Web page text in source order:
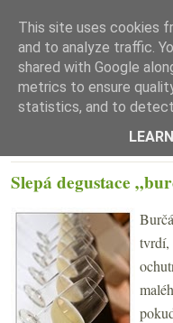
Slepá degustace
tvrdí,
This site uses cookies
and to analyze traffic.
shared with Google
metrics to ensure
statistics, and to detect